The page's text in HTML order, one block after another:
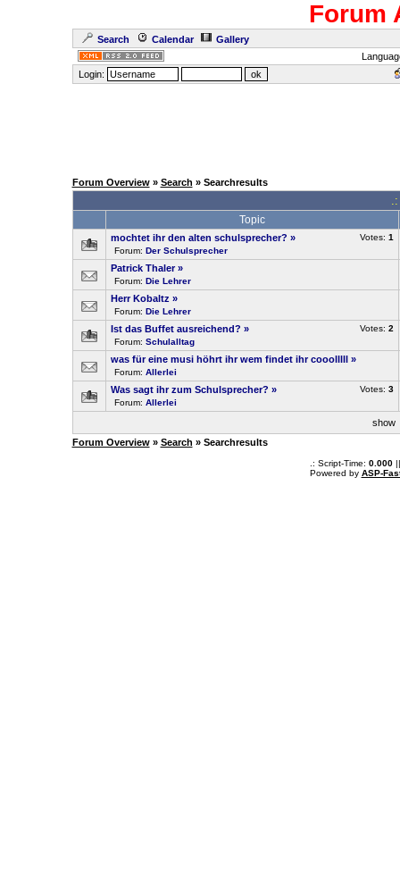
Forum
Search Calendar
Gallery
Login:
Forum Overview» Search » Searchresults
Topic
Votes: 1
mochtet ihr den alten schulsprecher? »
Forum: Der Schulsprecher
Patrick Thaler »
Forum: Die Lehrer
Herr Kobaltz »
Forum: Die Lehrer
Votes: 2
Ist das Buffet ausreichend? »
Forum: Schulalltag
was für eine musi höhrt ihr wem findet ihr cooolllll »
Forum: Allerlei
Votes: 3
Was sagt ihr zum Schulsprecher? »
Forum: Allerlei
show
Forum Overview» Search » Searchresults
.: Script-Time: 0.000||
Powered by ASP-